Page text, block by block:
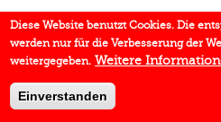
Diese Website benutzt Cookies. Die
werden nur für die Verbesserung der
weitergegeben. Weitere
Einverstanden